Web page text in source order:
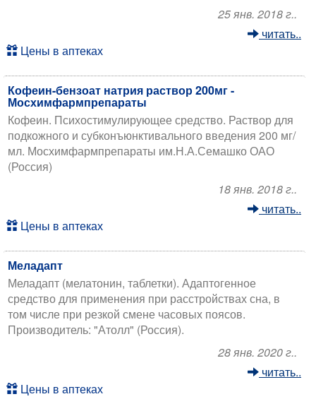
25 янв. 2018 г..
читать..
Цены в аптеках
Кофеин-бензоат натрия раствор 200мг -
Мосхимфармпрепараты
Кофеин. Психостимулирующее средство. Раствор для
подкожного и субконъюнктивального введения 200 мг/
мл. Мосхимфармпрепараты им.Н.А.Семашко ОАО
(Россия)
18 янв. 2018 г..
читать..
Цены в аптеках
Меладапт
Меладапт (мелатонин, таблетки). Адаптогенное
средство для применения при расстройствах сна, в
том числе при резкой смене часовых поясов.
Производитель: "Атолл" (Россия).
28 янв. 2020 г..
читать..
Цены в аптеках